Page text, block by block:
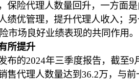
险代理人数量回升，一方面是
绩优管理，提升代理人收入；
市场良好业绩表现的共同作用。
所提升
的2024年三季度报告，截至9
售代理人数量达到36.2万，与前